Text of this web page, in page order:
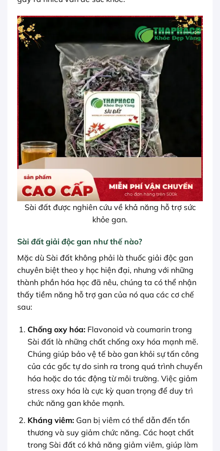
Sài đất được nghiên cứu về khả năng hỗ trợ sức
khỏe gan.
Sài đất giải độc gan như thế nào?
Mặc dù Sài đất không phải là thuốc giải độc gan
chuyên biệt theo y học hiện đại, nhưng với những
thành phần hóa học đã nêu, chúng ta có thể nhận
thấy tiềm năng hỗ trợ gan của nó qua các cơ chế
sau:
Chống oxy hóa:Flavonoid và coumarin trong
Sài đất là những chất chống oxy hóa mạnh mẽ.
Chúng giúp bảo vệ tế bào gan khỏi sự tấn công
của các gốc tự do sinh ra trong quá trình chuyển
hóa hoặc do tác động từ môi trường. Việc giảm
stress oxy hóa là cực kỳ quan trọng để duy trì
chức năng gan khỏe mạnh.
Kháng viêm:Gan bị viêm có thể dẫn đến tổn
thương và suy giảm chức năng. Các hoạt chất
trong Sài đất có khả năng giảm viêm, giúp làm